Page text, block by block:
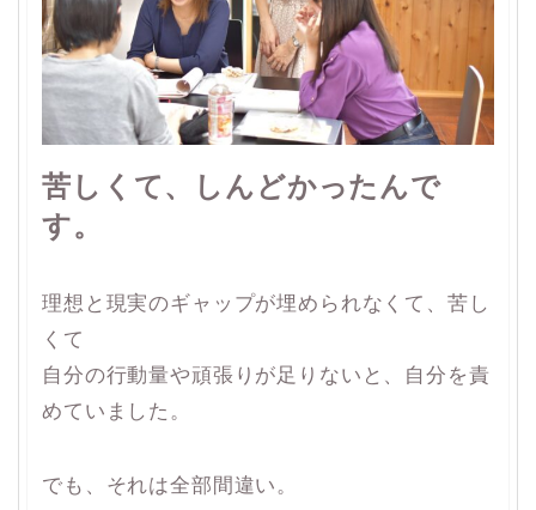
苦しくて、しんどかったんで
す。
理想と現実のギャップが埋められなくて、苦し
くて
自分の行動量や頑張りが足りないと、自分を責
めていました。
でも、それは全部間違い。